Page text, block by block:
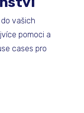
vašich
pomoci a
cases pro